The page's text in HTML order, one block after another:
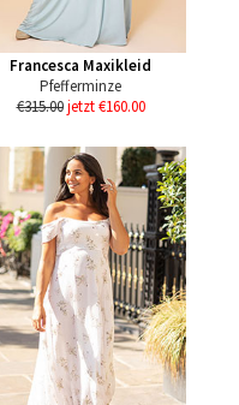
Francesca Maxikleid
Pfefferminze
€315.00 jetzt €160.00